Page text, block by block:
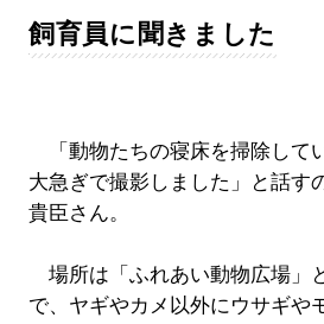
飼育員に聞きました
「動物たちの寝床を掃除して
大急ぎで撮影しました」と話す
貴臣さん。
場所は「ふれあい動物広場」
で、ヤギやカメ以外にウサギや